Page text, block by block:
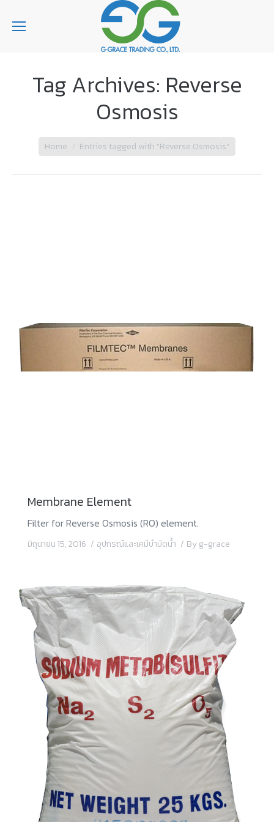
Tag Archives: Reverse
Osmosis
You are here:
Home Entries tagged with "Reverse Osmosis"
Membrane Element
Filter for Reverse Osmosis (RO) element.
มิถุนายน 15, 2016 อุปกรณ์และเคมีบำบัดน้ำ Byg-grace